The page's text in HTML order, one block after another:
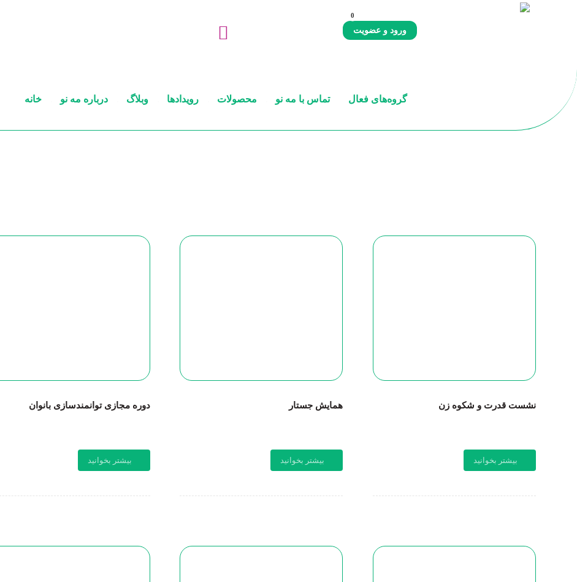
ورود و عضویت
خانه درباره مه نو وبلاگ رویدادها محصولات تماس با مه نو گروه‌های فعال
دوره مجازی توانمندسازی بانوان
بیشتر بخوانید
همایش جستار
بیشتر بخوانید
نشست قدرت و شکوه زن
بیشتر بخوانید